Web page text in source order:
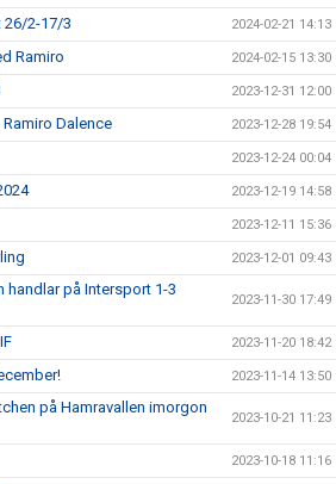
2-17/3 2024-02-21 14:13
Ramiro 2024-02-15 13:30
2023-12-31 12:00
Dalence 2023-12-28 19:54
2023-12-24 00:04
2023-12-19 14:58
2023-12-11 15:36
2023-12-01 09:43
handlar på Intersport 1-3
2023-11-30 17:49
2023-11-20 18:42
2023-11-14 13:50
på Hamravallen imorgon
2023-10-21 11:23
2023-10-18 11:16